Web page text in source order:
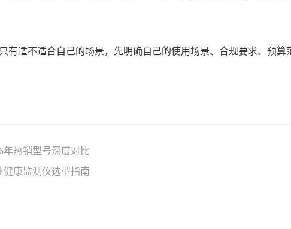
有适不适合自己的场景，先明确自己的使用场景、合规要求、预
年热销型号深度对比
康监测仪选型指南